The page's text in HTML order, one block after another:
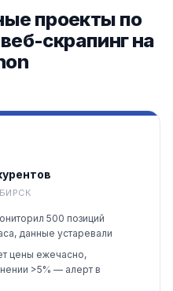
проекты по
скрапинг на
500 позиций
данные устаревали
цены ежечасно,
>5% — алерт в